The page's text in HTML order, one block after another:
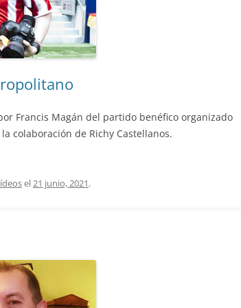
Francis Magán del partido benéfico organizado
colaboración de Richy Castellanos.
el21 junio, 2021.